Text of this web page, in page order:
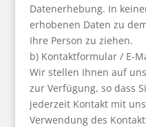
Datenerhebung. In
erhobenen Daten zu
Ihre Person zu ziehen.
b) Kontaktformular / E-
Wir stellen Ihnen auf
zur Verfügung, so dass
jederzeit Kontakt mit
Verwendung des